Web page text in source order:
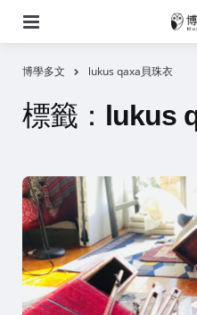
博學多文 lukus qaxa貝珠衣
標籤： lukus